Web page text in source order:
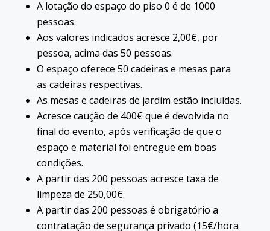
A lotação do espaço do piso 0 é de 1000
pessoas.
Aos valores indicados acresce 2,00€, por
pessoa, acima das 50 pessoas.
O espaço oferece 50 cadeiras e mesas para
as cadeiras respectivas.
As mesas e cadeiras de jardim estão incluídas.
Acresce caução de 400€ que é devolvida no
final do evento, após verificação de que o
espaço e material foi entregue em boas
condições.
A partir das 200 pessoas acresce taxa de
limpeza de 250,00€.
A partir das 200 pessoas é obrigatório a
contratação de segurança privado (15€/hora